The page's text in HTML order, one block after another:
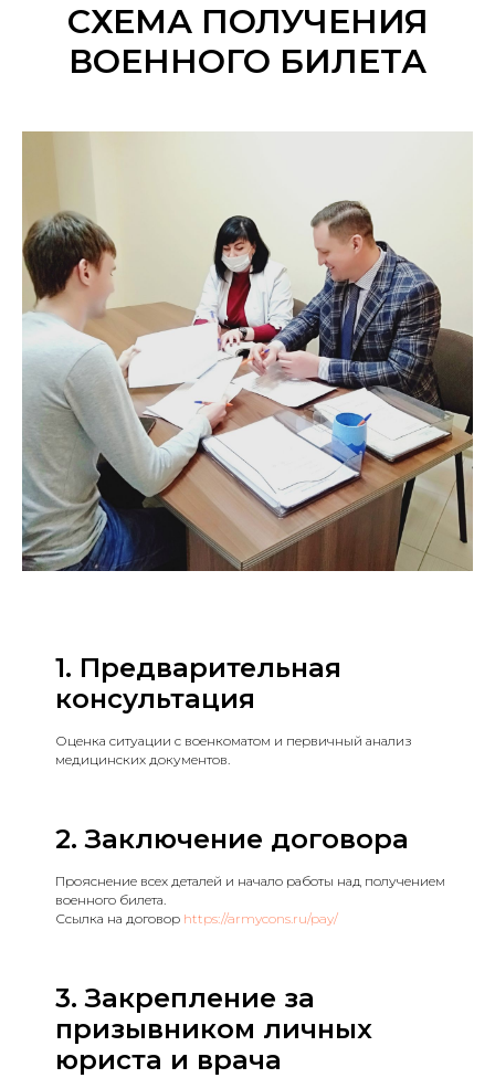
СХЕМА ПОЛУЧЕНИЯ
ВОЕННОГО БИЛЕТА
1. Предварительная
консультация
Оценка ситуации с военкоматом и первичный анализ
медицинских документов.
2. Заключение договора
Прояснение всех деталей и начало работы над получением
военного билета.
Ссылка на договор https://armycons.ru/pay/
3. Закрепление за
призывником личных
юриста и врача